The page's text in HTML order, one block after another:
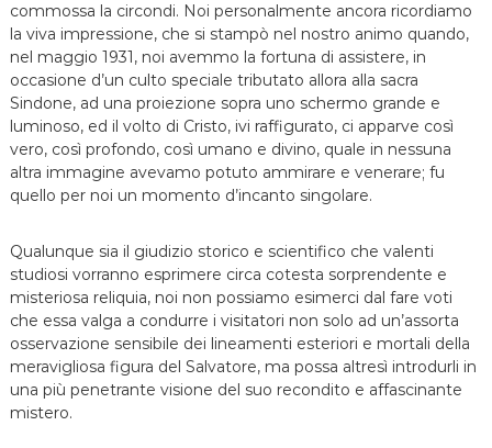
commossa la circondi. Noi personalmente ancora ricordiamo
la viva impressione, che si stampò nel nostro animo quando,
nel maggio 1931, noi avemmo la fortuna di assistere, in
occasione d’un culto speciale tributato allora alla sacra
Sindone, ad una proiezione sopra uno schermo grande e
luminoso, ed il volto di Cristo, ivi raffigurato, ci apparve così
vero, così profondo, così umano e divino, quale in nessuna
altra immagine avevamo potuto ammirare e venerare; fu
quello per noi un momento d’incanto singolare.
Qualunque sia il giudizio storico e scientifico che valenti
studiosi vorranno esprimere circa cotesta sorprendente e
misteriosa reliquia, noi non possiamo esimerci dal fare voti
che essa valga a condurre i visitatori non solo ad un’assorta
osservazione sensibile dei lineamenti esteriori e mortali della
meravigliosa figura del Salvatore, ma possa altresì introdurli in
una più penetrante visione del suo recondito e affascinante
mistero.